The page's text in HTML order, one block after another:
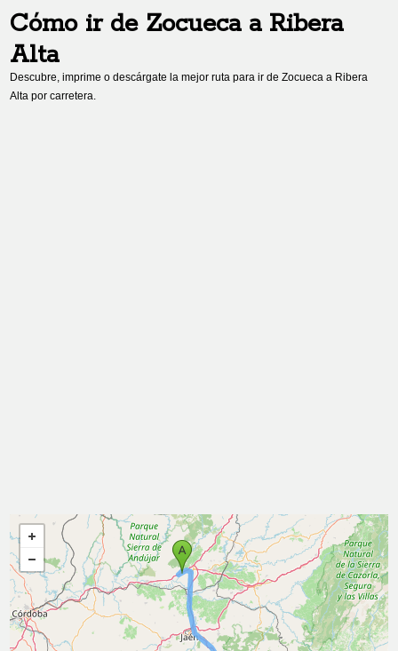
Cómo ir de Zocuecaa Ribera
Alta
Descubre, imprime o descárgate la mejor ruta para ir deZocueca a Ribera
Alta por carretera.